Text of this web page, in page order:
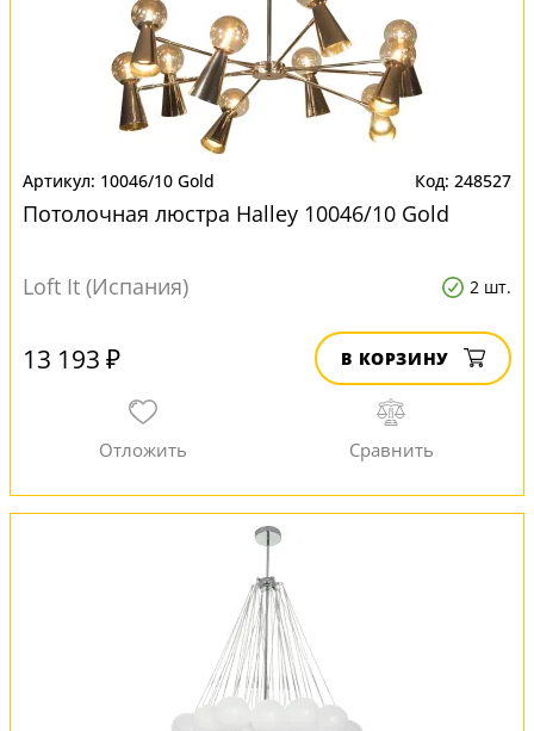
10046/10 Gold 248527
Потолочная люстра Halley 10046/10 Gold
Loft It (Испания) 2 шт.
13 193 ₽ В КОРЗИНУ